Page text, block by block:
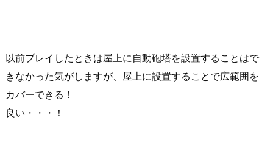
以前プレイしたときは屋上に自動砲塔を設置することはで
きなかった気がしますが、屋上に設置することで広範囲を
カバーできる！
良い・・・！